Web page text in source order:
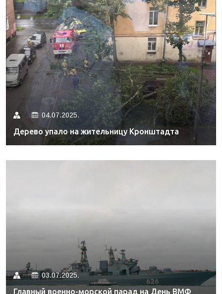
04.07.2025.
Дерево упало на жительницу Кронштадта
03.07.2025.
Главный военно-морской парад на День ВМФ